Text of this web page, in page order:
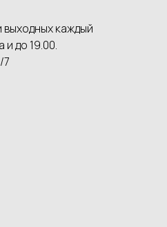
каждый
до 19.00.
7